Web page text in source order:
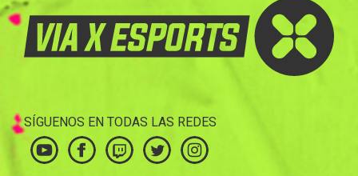
SÍGUENOS EN TODAS LAS REDES